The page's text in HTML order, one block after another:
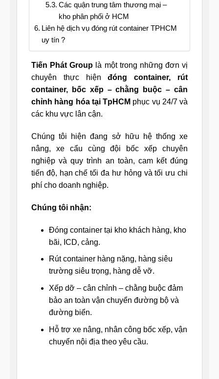
Các quận trung tâm thương mại –
kho phân phối ở HCM
Liên hệ dịch vụ đóng rút container TPHCM
uy tín ?
Tiến Phát Group là một trong những đơn vị
chuyên thực hiệnđóng container, rút
container, bốc xếp – chằng buộc – cân
chỉnh hàng hóa tại TpHCM phục vụ 24/7 và
các khu vực lân cận.
Chúng tôi hiện đang sở hữu hệ thống xe
nâng, xe cẩu cùng đội bốc xếp chuyên
nghiệp và quy trình an toàn, cam kết đúng
tiến độ, hạn chế tối đa hư hỏng và tối ưu chi
phí cho doanh nghiệp.
Chúng tôi nhận:
Đóng container tại kho khách hàng, kho
bãi, ICD, cảng.
Rút container hàng nặng, hàng siêu
trường siêu trọng, hàng dễ vỡ.
Xếp dỡ – cân chỉnh – chằng buộc đảm
bảo an toàn vận chuyển đường bộ và
đường biển.
Hỗ trợ xe nâng, nhân công bốc xếp, vận
chuyển nội địa theo yêu cầu.